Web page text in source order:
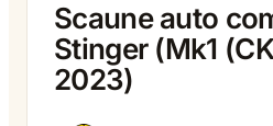
Scaune auto
Stinger (Mk1
2023)